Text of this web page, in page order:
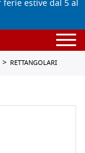
estive dal 5 al
RETTANGOLARI